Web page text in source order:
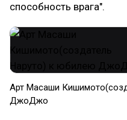
способность врага".
Арт Масаши
ДжоДжо